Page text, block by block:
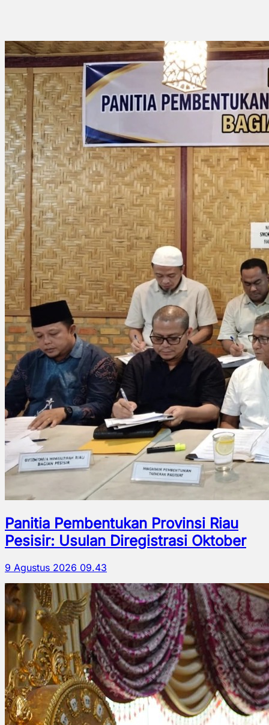
Panitia Pembentukan Provinsi Riau
Pesisir: Usulan Diregistrasi Oktober
9 Agustus 2026 09.43